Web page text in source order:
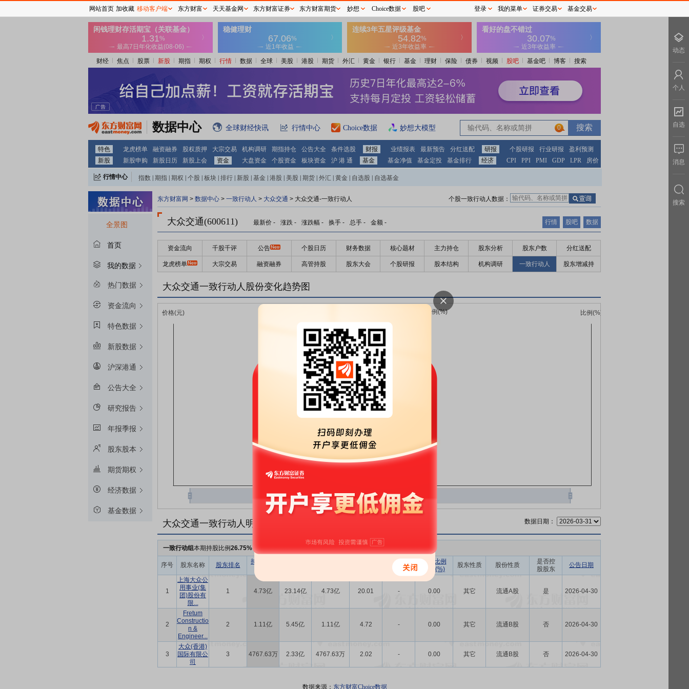
财经 焦点 股票 新股 期指 期权 行情 数据 全球 美股 港股 期货 外汇 黄金 银行 基金 理财 保险 债券 视频 股吧 基金吧 博客 搜索
数据中心 全球财经快讯 行情中心 Choice数据 妙想大模型 0
特色 龙虎榜单 融资融券 股权质押 大宗交易 机构调研 期指持仓 公告大全 条件选股 财报 业绩报表 最新预告 分红送配 研报 个股研报 行业研报
盈利预测
新股
新股申购 新股日历 新股上会 资金 大盘资金 个股资金 板块资金 沪 港 通 基金 基金净值 基金定投 基金排行 经济 CPI PPI PMI GDP LPR 房价
行情中心 指数 期指 期权 个股 板块 排行 新股 基金 港股 美股 期货 外汇 黄金 自选股 自选基金
全景图
首页
我的数据
热门数据
资金流向
特色数据
新股数据
沪深港通
公告大全
研究报告
年报季报
股东股本
期货期权
经济数据
基金数据
东方财富网 > 数据中心 > 一致行动人 > 大众交通 > 大众交通-一致行动人 个股一致行动人数据：
大众交通(600611) 最新价 - 涨跌 - 涨跌幅 - 换手 - 总手 - 金额 - 行情 股吧 数据
资金流向 千股千评 公告 个股日历 财务数据 核心题材 主力持仓 股东分析 股东户数 分红送配
龙虎榜单 大宗交易 融资融券 高管持股 股东大会 个股研报 股本结构 机构调研 一致行动人 股东增减持
大众交通一致行动人股份变化趋势图
大众交通一致行动人明细 数据日期：
一致行动组本期持股比例26.75%，持股数量
序号 股东名称 股东排名
持股数量
持股数量
变动(股)
持股比例
变动(%)
股东性质 股份性质
是否控
股股东
公告日期
1
上海大众公
用事业(集
团)股份有
限...
1 4.73亿 23.14亿 4.73亿 20.01 - 0.00 其它 流通A股 是 2026-04-30
2
Fretum
Constructio
n &
Engineer...
2 1.11亿 5.45亿 1.11亿 4.72 - 0.00 其它 流通B股 否 2026-04-30
3
大众(香港)
国际有限公
司
3 4767.63万 2.33亿 4767.63万 2.02 - 0.00 其它 流通B股 否 2026-04-30
数据来源： 东方财富Choice数据
网站首页 加收藏 移动客户端 东方财富 天天基金网 东方财富证券 东方财富期货 妙想 Choice数据 股吧 登录 我的菜单 证券交易 基金交易
动态
个人
自选
消息
搜索